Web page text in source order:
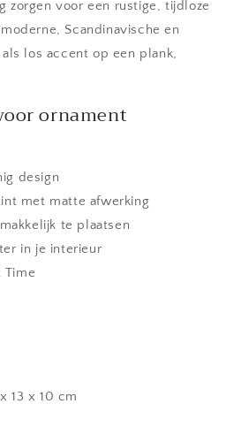
zorgen voor een rustige, tijdloze
Scandinavische en
los accent op een plank,
ornament
design
met matte afwerking
te plaatsen
in je interieur
Time
13 x 10 cm